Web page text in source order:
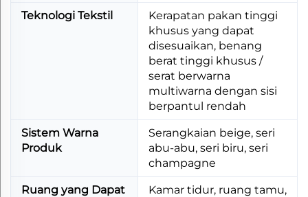
Teknologi Tekstil
Kerapatan pakan tinggi
khusus yang dapat
disesuaikan, benang
berat tinggi khusus /
serat berwarna
multiwarna dengan sisi
berpantul rendah
Sistem Warna
Produk
Serangkaian beige, seri
abu-abu, seri biru, seri
champagne
Ruang yang Dapat
Kamar tidur, ruang tamu,